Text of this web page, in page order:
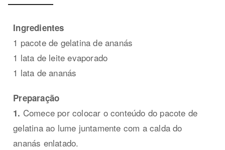
Ingredientes
1 pacote de gelatina de ananás
1 lata de leite evaporado
1 lata de ananás
Preparação
1. Comece por colocar o conteúdo do pacote de
gelatina ao lume juntamente com a calda do
ananás enlatado.